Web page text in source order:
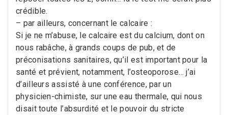
crédible.
– par ailleurs, concernant le calcaire :
Si je ne m’abuse, le calcaire est du calcium, dont on
nous rabâche, à grands coups de pub, et de
préconisations sanitaires, qu’il est important pour la
santé et prévient, notamment, l’osteoporose… j’ai
d’ailleurs assisté à une conférence, par un
physicien-chimiste, sur une eau thermale, qui nous
disait toute l’absurdité et le pouvoir du stricte